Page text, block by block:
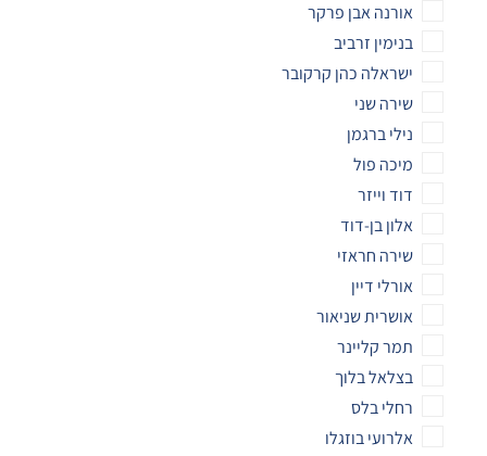
אורנה אבן פרקר
בנימין זרביב
ישראלה כהן קרקובר
שירה שני
נילי ברגמן
מיכה פול
דוד וייזר
אלון בן-דוד
שירה חראזי
אורלי דיין
אושרית שניאור
תמר קליינר
בצלאל בלוך
רחלי בלס
אלרועי בוזגלו